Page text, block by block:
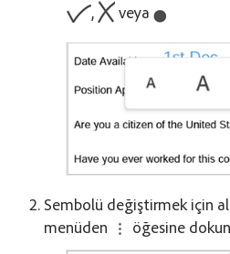
,
veya
Sembolü değiştirmek için
menüden
öğesine